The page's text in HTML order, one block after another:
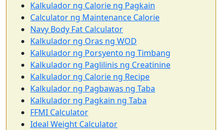
Kalkulador ng Calorie ng Pagkain
Calculator ng Maintenance Calorie
Navy Body Fat Calculator
Kalkulador ng Oras ng WOD
Kalkulador ng Porsyento ng Timbang
Kalkulador ng Paglilinis ng Creatinine
Kalkulador ng Calorie ng Recipe
Kalkulador ng Pagbawas ng Taba
Kalkulador ng Pagkain ng Taba
FFMI Calculator
Ideal Weight Calculator